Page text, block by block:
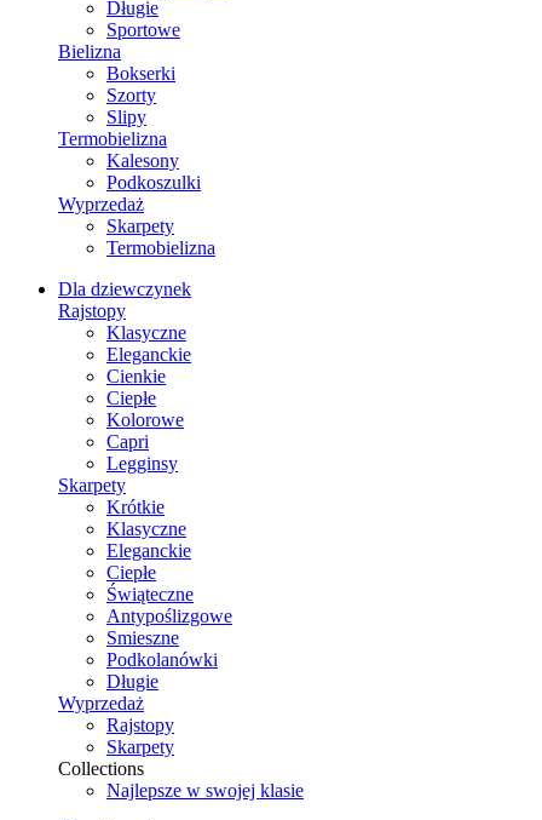
Długie
Sportowe
Bielizna
Bokserki
Szorty
Slipy
Termobielizna
Kalesony
Podkoszulki
Wyprzedaż
Skarpety
Termobielizna
Dla dziewczynek
Rajstopy
Klasyczne
Eleganckie
Cienkie
Ciepłe
Kolorowe
Capri
Legginsy
Skarpety
Krótkie
Klasyczne
Eleganckie
Ciepłe
Świąteczne
Antypoślizgowe
Smieszne
Podkolanówki
Długie
Wyprzedaż
Rajstopy
Skarpety
Collections
Najlepsze w swojej klasie